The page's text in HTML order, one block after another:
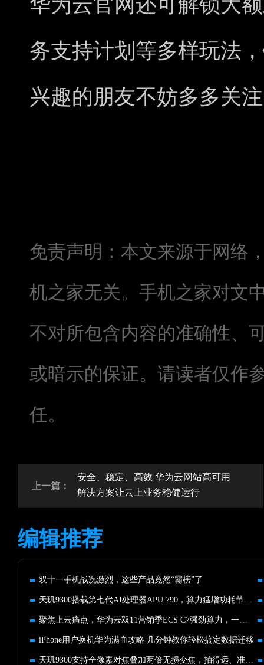
华为云官网还可解锁大
务支持计划等多样玩法
兴趣的朋友不妨多多关
免责声明：本文来源于网络
机之家无关。手机之家对文
不对所包含内容的准确性、
或暗示的保证。请读者仅作
任。
上一篇：
安全、稳定、高效 华为云网站高可用
解决方案让云上业务稳健运行
编辑推荐
双十一手机战况激烈，这些产品竟然“霸榜”了
天玑9300搭载第七代AI处理器APU 790，算力猛增功耗节省45%！
聚焦上云痛点，华为云双11营销季ECS C7强劲算力，一触即发！
iPhone用户换机华为满血攻略 几分钟教你轻松搞定数据迁移
天玑9300支持全像素对焦叠加两倍无损变焦，拍得远、准、稳